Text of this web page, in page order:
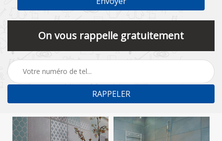
On vous rappelle gratuitement